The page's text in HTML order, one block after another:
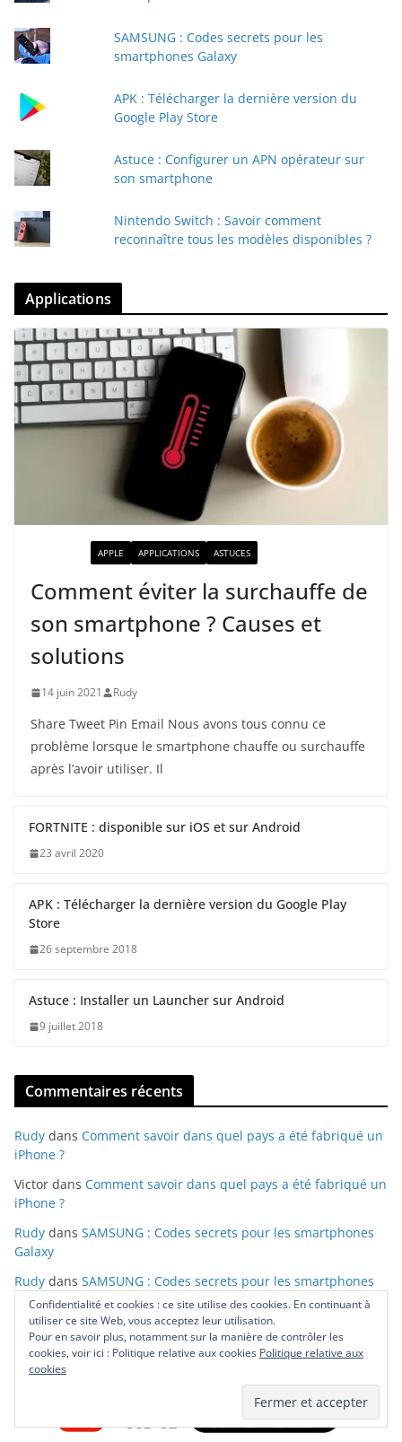
SAMSUNG : Codes secrets pour les
smartphones Galaxy
APK : Télécharger la dernière version du
Google Play Store
Astuce : Configurer un APN opérateur sur
son smartphone
Nintendo Switch : Savoir comment
reconnaître tous les modèles disponibles ?
Applications
APPLE APPLICATIONS ASTUCES
Comment éviter la surchauffe de
son smartphone ? Causes et
solutions
14 juin 2021 Rudy
Share Tweet Pin Email Nous avons tous connu ce
problème lorsque le smartphone chauffe ou surchauffe
après l’avoir utiliser. Il
FORTNITE : disponible sur iOS et sur Android
23 avril 2020
APK : Télécharger la dernière version du Google Play
Store
26 septembre 2018
Astuce : Installer un Launcher sur Android
9 juillet 2018
Commentaires récents
Rudy dans Comment savoir dans quel pays a été fabriqué un
iPhone ?
Victor dans Comment savoir dans quel pays a été fabriqué un
iPhone ?
Rudy dans SAMSUNG : Codes secrets pour les smartphones
Galaxy
Rudy dans SAMSUNG : Codes secrets pour les smartphones
Galaxy
RudydansSAMSUNG : Codes secrets pour les smartphones
Galaxy
Confidentialité et cookies : ce site utilise des cookies. En continuant à
utiliser ce site Web, vous acceptez leur utilisation.
Pour en savoir plus, notamment sur la manière de contrôler les
cookies, voir ici : Politique relative aux cookies Politique relative aux
cookies